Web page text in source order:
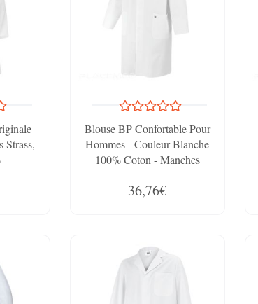
Strass,
Blouse BP Confortable Pour
Hommes - Couleur Blanche
100% Coton - Manches
36,76€